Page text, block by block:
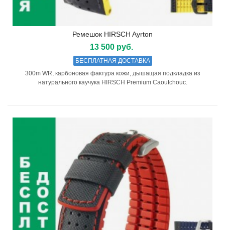
Ремешок HIRSCH Ayrton
13 500 руб.
БЕСПЛАТНАЯ ДОСТАВКА
300m WR, карбоновая фактура кожи, дышащая подкладка из
натурального каучука HIRSCH Premium Caoutchouc.